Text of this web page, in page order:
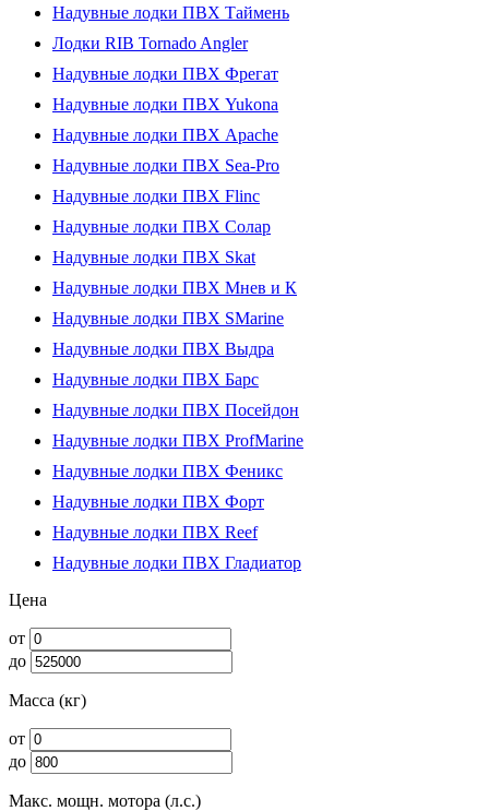
Надувные лодки ПВХ Таймень
Лодки RIB Tornado Angler
Надувные лодки ПВХ Фрегат
Надувные лодки ПВХ Yukona
Надувные лодки ПВХ Apache
Надувные лодки ПВХ Sea-Pro
Надувные лодки ПВХ Flinc
Надувные лодки ПВХ Солар
Надувные лодки ПВХ Skat
Надувные лодки ПВХ Мнев и К
Надувные лодки ПВХ SMarine
Надувные лодки ПВХ Выдра
Надувные лодки ПВХ Барс
Надувные лодки ПВХ Посейдон
Надувные лодки ПВХ ProfMarine
Надувные лодки ПВХ Феникс
Надувные лодки ПВХ Форт
Надувные лодки ПВХ Reef
Надувные лодки ПВХ Гладиатор
Цена
от
до
Масса (кг)
от
до
Макс. мощн. мотора (л.с.)